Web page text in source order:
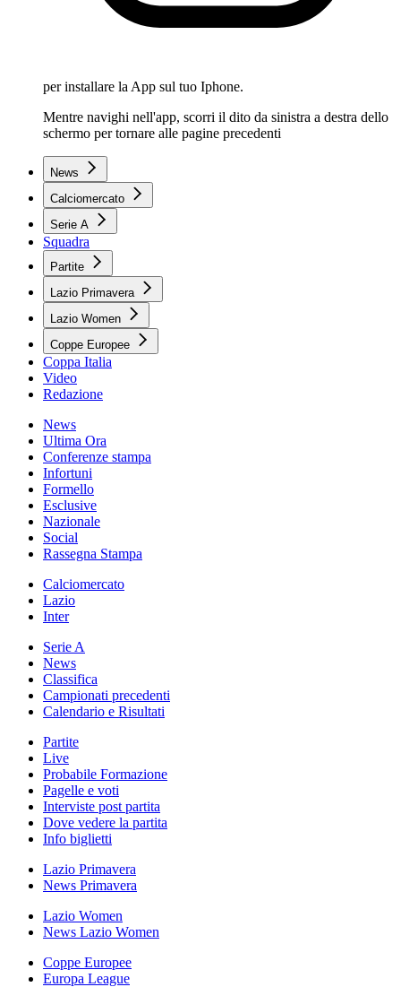
per installare la App sul tuo Iphone.
Mentre navighi nell'app, scorri il dito da sinistra a destra dello
schermo per tornare alle pagine precedenti
News
Calciomercato
Serie A
Squadra
Partite
Lazio Primavera
Lazio Women
Coppe Europee
Coppa Italia
Video
Redazione
News
Ultima Ora
Conferenze stampa
Infortuni
Formello
Esclusive
Nazionale
Social
Rassegna Stampa
Calciomercato
Lazio
Inter
Serie A
News
Classifica
Campionati precedenti
Calendario e Risultati
Partite
Live
Probabile Formazione
Pagelle e voti
Interviste post partita
Dove vedere la partita
Info biglietti
Lazio Primavera
News Primavera
Lazio Women
News Lazio Women
Coppe Europee
Europa League